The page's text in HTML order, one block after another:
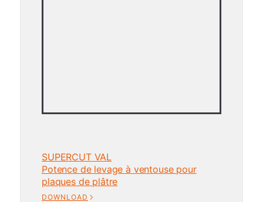
SUPERCUT VAL
Potence de levage à ventouse pour
plaques de plâtre
DOWNLOAD